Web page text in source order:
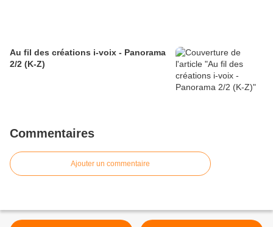
Au fil des créations i-voix - Panorama
2/2 (K-Z)
Commentaires
Ajouter un commentaire